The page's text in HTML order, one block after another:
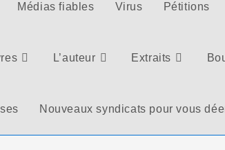
Médias fiables Virus Pétitions
L’auteur Extraits
Nouveaux syndicats pour vous